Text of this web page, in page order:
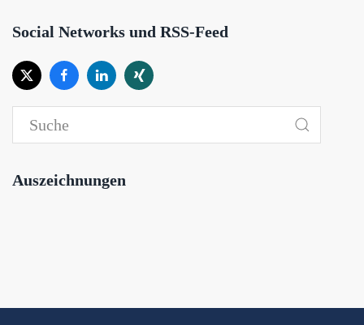
Social Networks und RSS-Feed
Auszeichnungen